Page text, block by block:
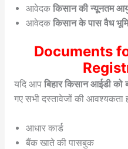
आवेदक किसान की न्यूनतम
आवेदक किसान के पास वैध भूमि
Documents
यदि आप बिहार किसान आईडी को
गए सभी दस्तावेजों की आवश्यकता
आधार कार्ड
बैंक खाते की पासबुक